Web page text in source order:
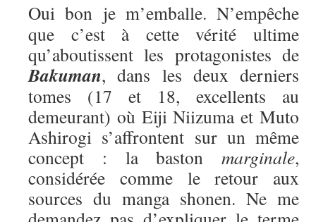
Oui bon je m’emballe. N’empêche
que c’est à cette vérité ultime
qu’aboutissent les protagonistes de
Bakuman, dans les deux derniers
tomes (17 et 18, excellents au
demeurant) où Eiji Niizuma et Muto
Ashirogi s’affrontent sur un même
concept : la baston marginale,
considérée comme le retour aux
sources du manga shonen. Ne me